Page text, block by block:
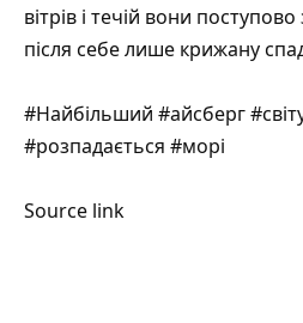
вітрів і течій вони
після себе лише крижану
#Найбільший #айсберг
#розпадається #морі
Source link